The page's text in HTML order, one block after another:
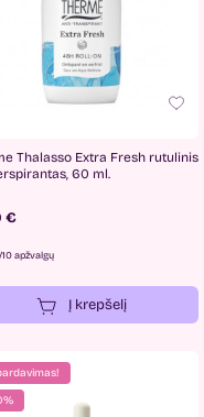
Thalasso Extra Fresh rutulinis
60 ml.
€
/10 apžvalgų
Į krepšelį